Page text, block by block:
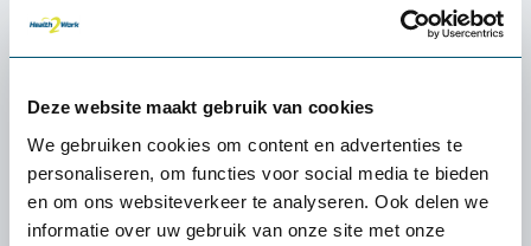
Deze website maakt gebruik van cookies
We gebruiken cookies om content en advertenties te
personaliseren, om functies voor social media te bieden
en om ons websiteverkeer te analyseren. Ook delen we
informatie over uw gebruik van onze site met onze